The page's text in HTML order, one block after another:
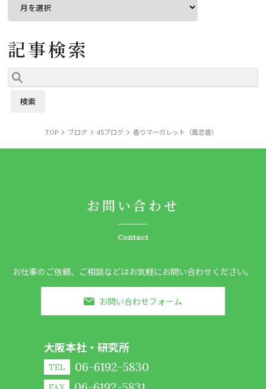
記事検索
TOP ブログ 45ブログ 香りマーガレット（風恋香）
お問い合わせ
Contact
お仕事のご依頼、ご相談などはお気軽にお問い合わせください。
お問い合わせフォーム
大阪本社・研究所
TEL 06-6192-5830